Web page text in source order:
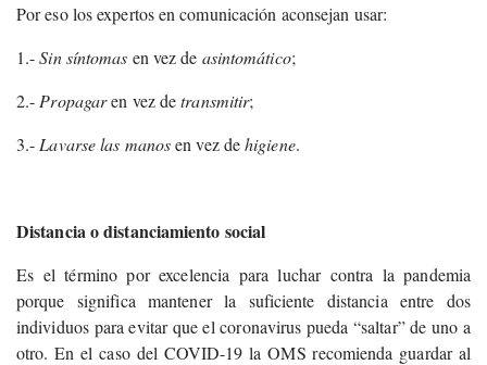
Por eso los expertos en comunicación aconsejan usar:
1.-Sin síntomas en vez de asintomático;
2.- Propagaren vez detransmitir;
3.- Lavarse las manosen vez dehigiene.
Distancia o distanciamiento social
Es el término por excelencia para luchar contra la pandemia
porque significa mantener la suficiente distancia entre dos
individuos para evitar que el coronavirus pueda “saltar” de uno a
otro. En el caso del COVID-19 la OMS recomienda guardar al